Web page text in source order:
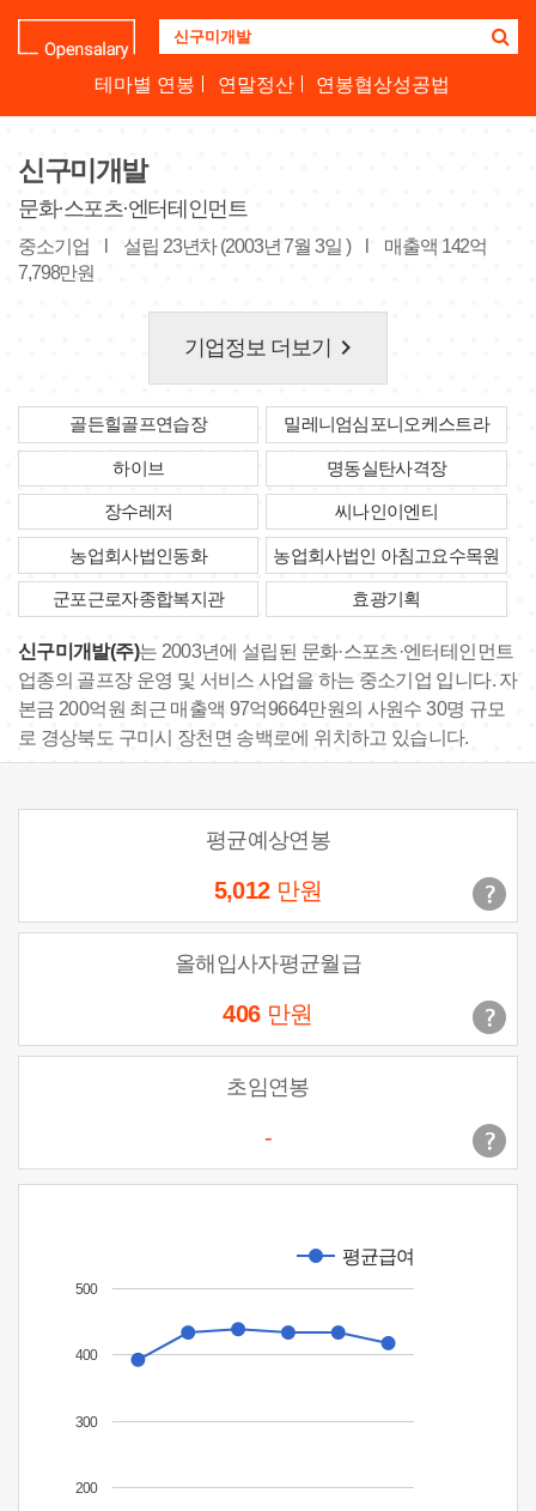
업
명
세
요
테마별 연봉 연말정산 연봉협상성공법
신구미개발
문화·스포츠·엔터테인먼트
중소기업 설립 23년차 (2003년 7월 3일 )
매출액 142억
7,798만원
기업정보 더보기 keyboard_arrow_right
골든힐골프연습장 밀레니엄심포니오케스트라
하이브 명동실탄사격장
장수레저 씨나인이엔티
농업회사법인동화 농업회사법인 아침고요수목원
군포근로자종합복지관 효광기획
신구미개발(주)는 2003년에 설립된 문화·스포츠·엔터테인먼트
업종의 골프장 운영 및 서비스 사업을 하는 중소기업 입니다. 자
본금 200억원 최근 매출액 97억9664만원의 사원수 30명 규모
로 경상북도 구미시 장천면 송백로에 위치하고 있습니다.
평균예상연봉
5,012 만원
올해입사자평균월급
406 만원
초임연봉
-
평균급여
200
300
400
500